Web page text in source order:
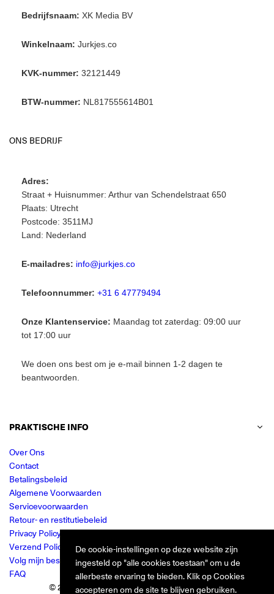
Bedrijfsnaam: XK Media BV
Winkelnaam: Jurkjes.co
KVK-nummer: 32121449
BTW-nummer: NL817555614B01
ONS BEDRIJF
Adres:
Straat + Huisnummer: Arthur van Schendelstraat 650
Plaats: Utrecht
Postcode: 3511MJ
Land: Nederland
E-mailadres: info@jurkjes.co
Telefoonnummer: +31 6 47779494
Onze Klantenservice: Maandag tot zaterdag: 09:00 uur
tot 17:00 uur
We doen ons best om je e-mail binnen 1-2 dagen te
beantwoorden.
PRAKTISCHE INFO
Over Ons
Contact
Betalingsbeleid
Algemene Voorwaarden
Servicevoorwaarden
Retour- en restitutiebeleid
Privacy Policy
Verzend Policy
Volg mijn bestelling
FAQ
© 2024 Jurkjes.co. Alle rechten voorbehouden.
De cookie-instellingen op deze website zijn
ingesteld op "alle cookies toestaan" om u de
allerbeste ervaring te bieden. Klik op Cookies
accepteren om de site te blijven gebruiken.